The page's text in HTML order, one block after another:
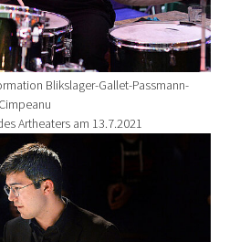
Blikslager-Gallet-Passmann-
Cimpeanu
Artheaters am 13.7.2021